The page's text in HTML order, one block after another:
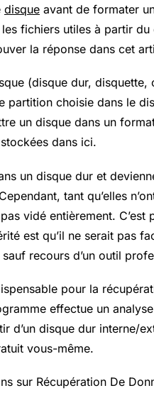
disque avant de formater
fichiers utiles à partir
la réponse dans cet
(disque dur, disquette,
partition choisie dans le
un disque dans un
dans ici.
un disque dur et
tant qu’elles
vidé entièrement.
est qu’il ne serait pas
recours d’un outil
pour la
effectue un
d’un disque dur interne/
vous-même.
sur Récupération De